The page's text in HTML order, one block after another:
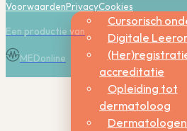
Cursorisch
Digitale
accreditatie
Opleiding tot
dermatoloog
VoorwaardenPrivacyCookies
Een productie van
MEDonline